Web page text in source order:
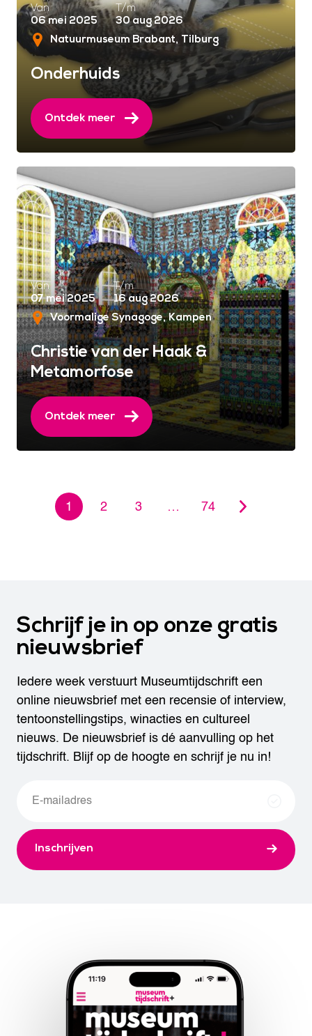
Van
06 mei 2025
T/m
30 aug 2026
Natuurmuseum Brabant Tilburg
Onderhuids
Ontdek meer
Van
07 mei 2025
T/m
16 aug 2026
Voormalige Synagoge Kampen
Christie van der Haak &
Metamorfose
Ontdek meer
1 2 3 … 74
Schrijf je in op onze gratis
nieuwsbrief
Iedere week verstuurt Museumtijdschrift een
online nieuwsbrief met een recensie of interview,
tentoonstellingstips, winacties en cultureel
nieuws. De nieuwsbrief is dé aanvulling op het
tijdschrift. Blijf op de hoogte en schrijf je nu in!
Inschrijven